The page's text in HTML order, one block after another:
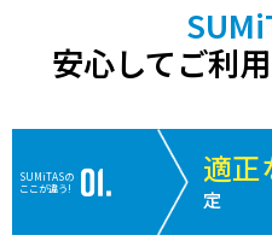
安心してご利
SUMiTASの
ここが違う!
適正
定